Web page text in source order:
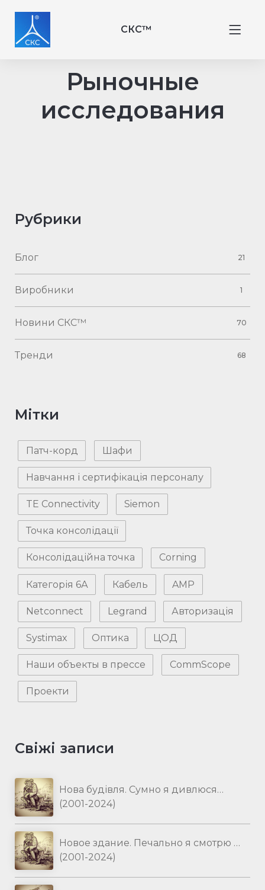
СКС™
Рыночные
исследования
Рубрики
Блог 21
Виробники 1
Новини СКС™ 70
Тренди 68
Мітки
Патч-корд Шафи
Навчання і сертифікація персоналу
TE Connectivity Siemon
Точка консолідації
Консолідаційна точка Corning
Категорія 6А Кабель AMP
Netconnect Legrand Авторизація
Systimax Оптика ЦОД
Наши объекты в прессе CommScope
Проекти
Свіжі записи
Нова будівля. Сумно я дивлюся…
(2001-2024)
Новое здание. Печально я смотрю …
(2001-2024)